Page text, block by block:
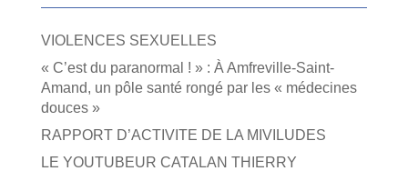
VIOLENCES SEXUELLES
« C’est du paranormal ! » : À Amfreville-Saint-
Amand, un pôle santé rongé par les « médecines
douces »
RAPPORT D’ACTIVITE DE LA MIVILUDES
LE YOUTUBEUR CATALAN THIERRY